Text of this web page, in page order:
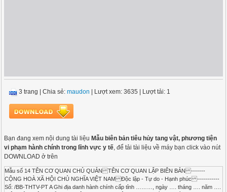
3 trang |Chia sẻ:maudon | Lượt xem: 3635 | Lượt tải: 1
Bạn đang xem nội dung tài liệu Mẫu biên bản tiêu hủy tang vật, phương tiện
vi phạm hành chính trong lĩnh vực y tế, để tải tài liệu về máy bạn click vào nút
DOWNLOAD ở trên
Mẫu số 14 TÊN CƠ QUAN CHỦ QUẢN TÊN CƠ QUAN LẬP BIÊN BẢN -------
CỘNG HOÀ XÃ HỘI CHỦ NGHĨA VIỆT NAM Độc lập - Tự do - Hạnh phúc -----------
Số: /BB-THTV-PT A Ghi địa danh hành chính cấp tỉnh ………, ngày …. tháng …. năm ….